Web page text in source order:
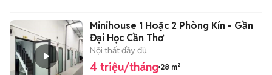
Minihouse 1 Hoặc 2 Phòng Kín - Gần
Đại Học Cần Thơ
Nội thất đầy đủ
4 triệu/tháng 28 m²